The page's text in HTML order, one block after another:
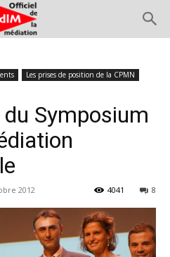
Les prises de position de la CPMN
Symposium
2012 8
4041